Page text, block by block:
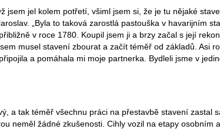
jsem jel kolem potřetí, všiml jsem si, že je tu nějaké
„Byla to taková zarostlá pastouška v havarijním
v roce 1780. Koupil jsem ji a brzy začal s její
musel stavení zbourat a začít téměř od základů. Asi
a pomáhala mi moje partnerka. Bydleli jsme v
a tak téměř všechnu práci na přestavbě stavení zastal
neměl žádné zkušenosti. Cihly vozil na etapy osobním